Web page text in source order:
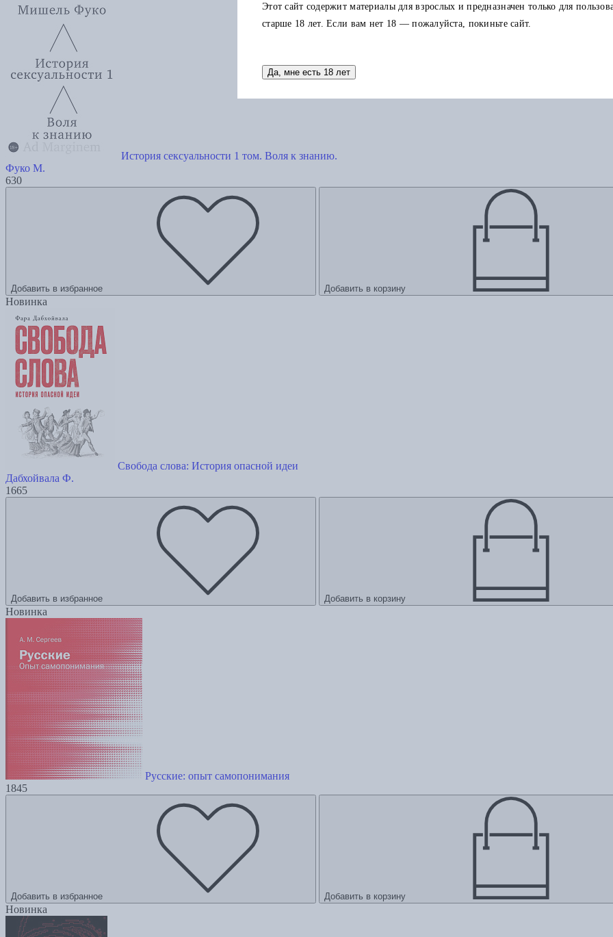
История сексуальности 1 том. Воля к знанию.
Фуко М.
630
Добавить в избранное Добавить в корзину
Новинка
Свобода слова: История опасной идеи
Дабхойвала Ф.
1665
Добавить в избранное Добавить в корзину
Новинка
Русские: опыт самопонимания
1845
Добавить в избранное Добавить в корзину
Новинка
Этот сайт содержит материалы для взрослых и предназначен только для
старше 18 лет. Если вам нет 18 — пожалуйста, покиньте сайт.
Да, мне есть 18 лет